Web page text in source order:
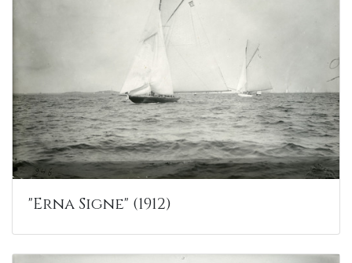
"Erna Signe" (1912)